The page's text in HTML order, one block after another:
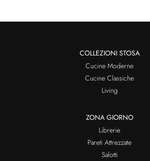
COLLEZIONI STOSA
Cucine Moderne
Cucine Classiche
Living
ZONA GIORNO
Librerie
Pareti Attrezzate
Salotti